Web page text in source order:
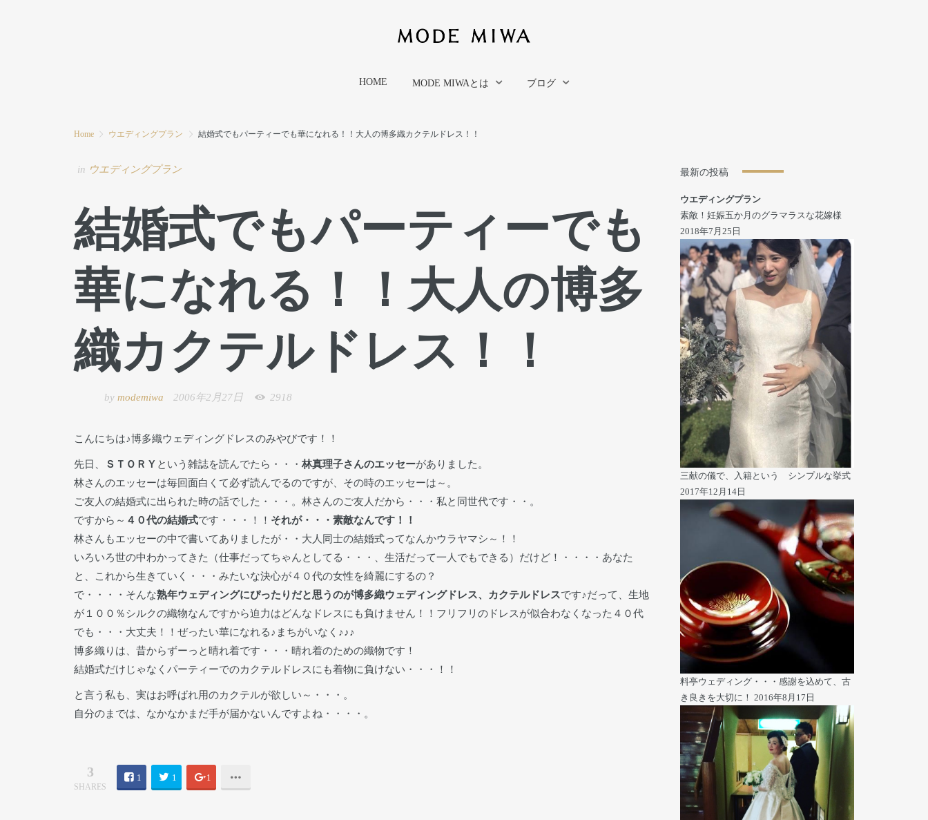
HOME MODE MIWAとは ブログ
Home ウエディングプラン 結婚式でもパーティーでも華になれる！！大人の博多織カクテルドレス！！
in ウエディングプラン
結婚式でもパーティーでも
華になれる！！大人の博多
織カクテルドレス！！
by modemiwa 2006年2月27日 2918
こんにちは♪博多織ウェディングドレスのみやびです！！
先日、 ＳＴＯＲＹ という雑誌を読んでたら・・・ 林真理子さんのエッセーがありました。
林さんのエッセーは毎回面白くて必ず読んでるのですが、その時のエッセーは～。
ご友人の結婚式に出られた時の話でした・・・。林さんのご友人だから・・・私と同世代です・・。
ですから～ ４０代の結婚式です・・・！！ それが・・・素敵なんです！！
林さんもエッセーの中で書いてありましたが・・大人同士の結婚式ってなんかウラヤマシ～！！
いろいろ世の中わかってきた（仕事だってちゃんとしてる・・・、生活だって一人でもできる）だけど！・・・・あなた
と、これから生きていく・・・みたいな決心が４０代の女性を綺麗にするの？
で・・・・そんな熟年ウェディングにぴったりだと思うのが博多織ウェディングドレス、カクテルドレスです♪だって、生地
が１００％シルクの織物なんですから迫力はどんなドレスにも負けません！！フリフリのドレスが似合わなくなった４０代
でも・・・大丈夫！！ぜったい華になれる♪まちがいなく♪♪♪
博多織りは、昔からずーっと晴れ着です・・・晴れ着のための織物です！
結婚式だけじゃなくパーティーでのカクテルドレスにも着物に負けない・・・！！
と言う私も、実はお呼ばれ用のカクテルが欲しい～・・・。
自分のまでは、なかなかまだ手が届かないんですよね・・・・。
3
SHARES
1 1 1
最新の投稿
ウエディングプラン
素敵！妊娠五か月のグラマラスな花嫁様
2018年7月25日
三献の儀で、入籍という シンプルな挙式
2017年12月14日
料亭ウェディング・・・感謝を込めて、古
き良きを大切に！ 2016年8月17日